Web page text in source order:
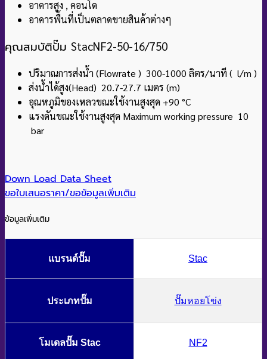
อาคารสูง , คอนโด
อาคารพื้นที่เป็นตลาดขายสินค้าต่างๆ
คุณสมบัติปั๊ม StacNF2-50-16/750
ปริมาณการส่งน้ำ (Flowrate ) 300-1000 ลิตร/นาที ( l/m )
ส่งน้ำได้สูง(Head) 20.7-27.7 เมตร (m)
อุณหภูมิของเหลวขณะใช้งานสูงสุด +90 °C
แรงดันขณะใช้งานสูงสุด Maximum working pressure 10
bar
Down Load Data Sheet
ขอใบเสนอราคา/ขอข้อมูลเพิ่มเติม
ข้อมูลเพิ่มเติม
แบรนด์ปั๊ม Stac
ประเภทปั๊ม ปั๊มหอยโข่ง
โมเดลปั๊ม Stac NF2